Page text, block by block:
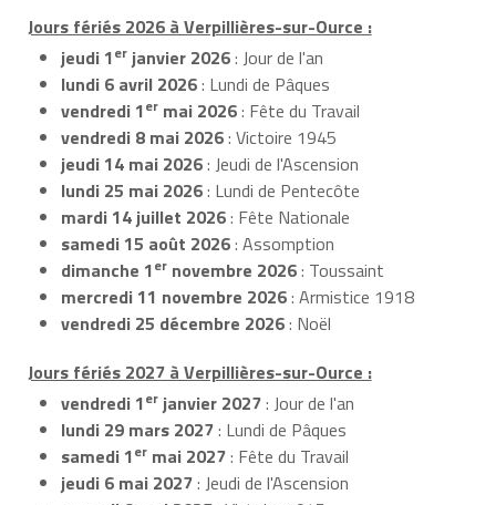
Jours fériés 2026 à Verpillières-sur-Ource :
jeudi 1er janvier 2026: Jour de l'an
lundi 6 avril 2026: Lundi de Pâques
vendredi 1er mai 2026: Fête du Travail
vendredi 8 mai 2026: Victoire 1945
jeudi 14 mai 2026: Jeudi de l'Ascension
lundi 25 mai 2026: Lundi de Pentecôte
mardi 14 juillet 2026: Fête Nationale
samedi 15 août 2026: Assomption
dimanche 1er novembre 2026: Toussaint
mercredi 11 novembre 2026: Armistice 1918
vendredi 25 décembre 2026: Noël
Jours fériés 2027 à Verpillières-sur-Ource :
vendredi 1er janvier 2027: Jour de l'an
lundi 29 mars 2027: Lundi de Pâques
samedi 1er mai 2027: Fête du Travail
jeudi 6 mai 2027: Jeudi de l'Ascension